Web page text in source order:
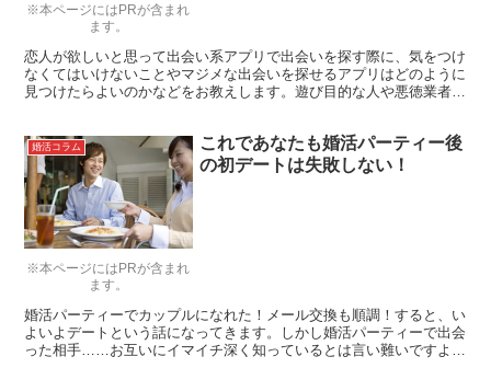
※本ページにはPRが含まれ
ます。
恋人が欲しいと思って出会い系アプリで出会いを探す際に、気をつけ
なくてはいけないことやマジメな出会いを探せるアプリはどのように
見つけたらよいのかなどをお教えします。遊び目的な人や悪徳業者に
※本ページにはPRが含まれ
ます。
婚活コラム
これであなたも婚活パーティー後
の初デートは失敗しない！
婚活パーティーでカップルになれた！メール交換も順調！すると、い
よいよデートという話になってきます。しかし婚活パーティーで出会
った相手……お互いにイマイチ深く知っているとは言い難いですよ